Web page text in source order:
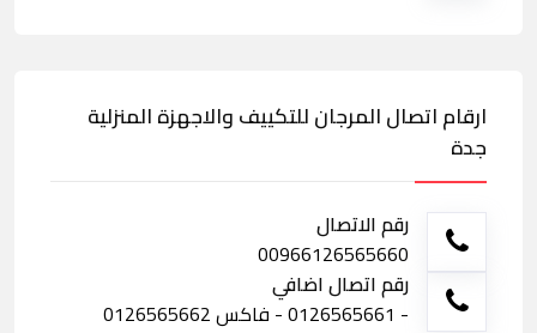
ارقام اتصال المرجان للتكييف والاجهزة المنزلية
جدة
رقم الاتصال
00966126565660
رقم اتصال اضافي
- 0126565661 - فاكس 0126565662